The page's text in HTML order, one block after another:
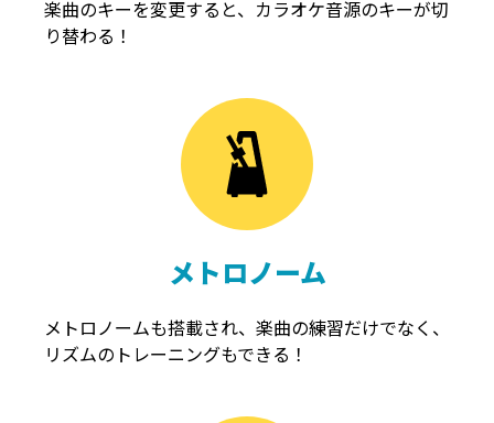
楽曲のキーを変更すると、カラオケ音源のキーが切
り替わる！
メトロノーム
メトロノームも搭載され、楽曲の練習だけでなく、
リズムのトレーニングもできる！